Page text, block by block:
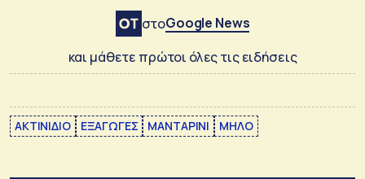
στοGoogle News
και μάθετε πρώτοι όλες τις ειδήσεις
ΑΚΤΙΝΙΔΙΟ ΕΞΑΓΩΓΕΣ ΜΑΝΤΑΡΙΝΙ ΜΗΛΟ